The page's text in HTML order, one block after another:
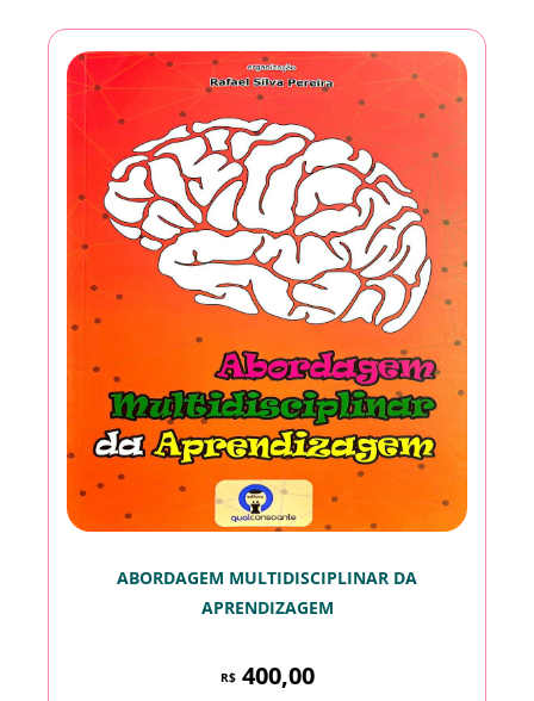
ABORDAGEM MULTIDISCIPLINAR DA
APRENDIZAGEM
R$400,00